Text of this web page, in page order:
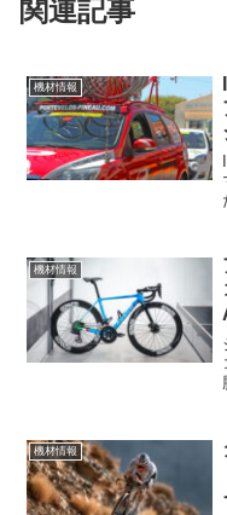
関連記事
機材情報
機材情報
機材情報